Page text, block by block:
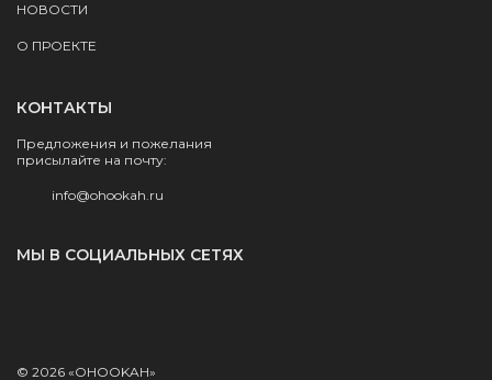
НОВОСТИ
О ПРОЕКТЕ
КОНТАКТЫ
Предложения и пожелания
присылайте на почту:
info@ohookah.ru
МЫ В СОЦИАЛЬНЫХ СЕТЯХ
© 2026 «OHOOKAH»